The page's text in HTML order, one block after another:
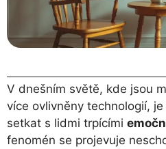
V dnešním světě, kde jsou
více ovlivněny technologií,
setkat s lidmi trpícími
fenomén se projevuje